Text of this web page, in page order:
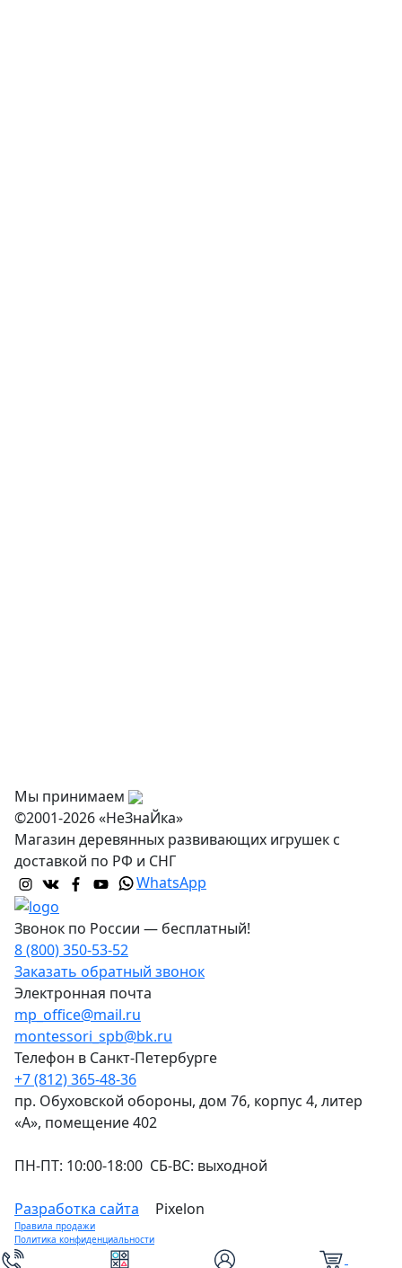
Мы принимаем
©2001-2026 «НеЗнаЙка»
Магазин деревянных развивающих игрушек с
доставкой по РФ и СНГ
WhatsApp
Звонок по России — бесплатный!
8 (800) 350-53-52
Заказать обратный звонок
Электронная почта
mp_office@mail.ru
montessori_spb@bk.ru
Телефон в Санкт-Петербурге
+7 (812) 365-48-36
пр. Обуховской обороны, дом 76, корпус 4, литер
«А», помещение 402
ПН-ПТ: 10:00-18:00 СБ-ВС: выходной
Разработка сайта Pixelon
Правила продажи
Политика конфиденциальности